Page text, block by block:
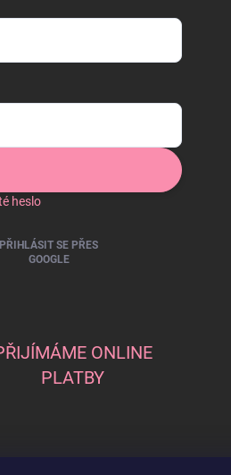
heslo
PŘIHLÁSIT SE PŘES
GOOGLE
ONLINE
PLATBY